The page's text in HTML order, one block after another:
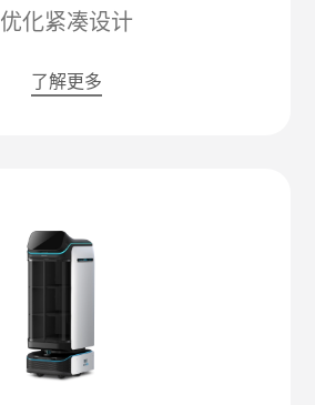
优化紧凑设计
了解更多